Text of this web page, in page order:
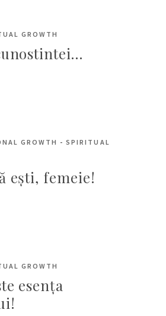
GROWTH
GROWTH -SPIRITUAL
ești, femeie!
GROWTH
esența